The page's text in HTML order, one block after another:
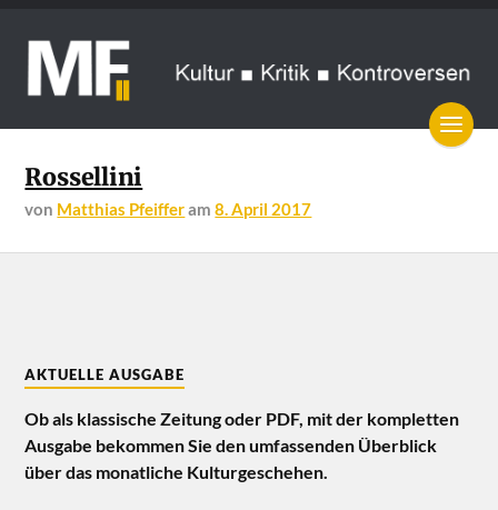
Rossellini
von Matthias Pfeifferam8. April 2017
AKTUELLE AUSGABE
Ob als klassische Zeitung oder PDF, mit der kompletten
Ausgabe bekommen Sie den umfassenden Überblick
über das monatliche Kulturgeschehen.